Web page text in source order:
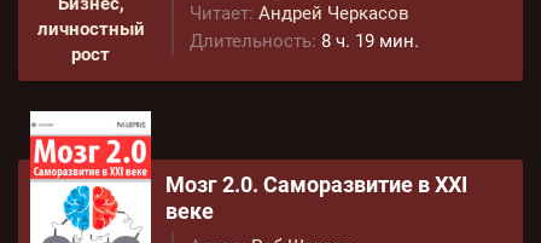
личностный
рост
Читает: Андрей Черкасов
Длительность: 8 ч. 19 мин.
Мозг 2.0. Саморазвитие в XXI
веке